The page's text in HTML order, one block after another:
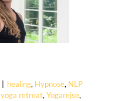
healing, Hypnose, NLP
yoga retreat, Yogarejse,